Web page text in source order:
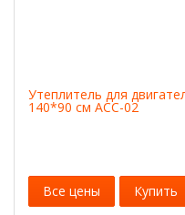
Утеплитель для
140*90 см ACC-02
Все цены Купить